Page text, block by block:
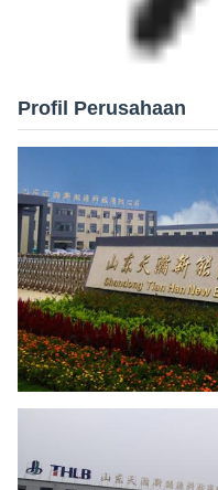
Profil Perusahaan